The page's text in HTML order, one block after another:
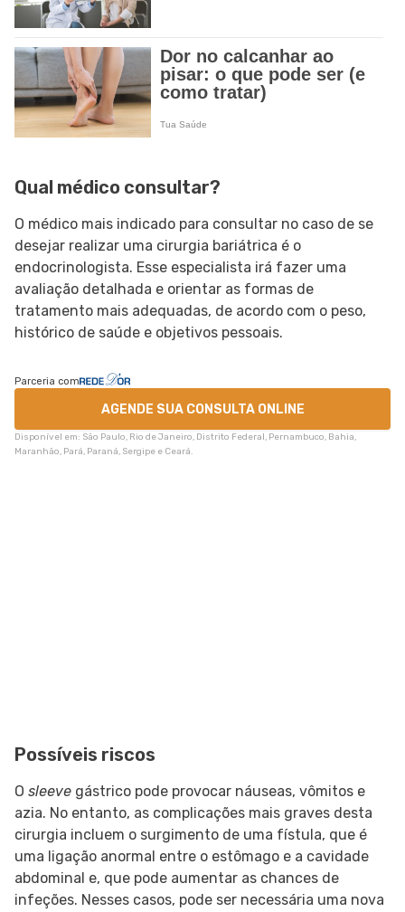
Qual médico consultar?
O médico mais indicado para consultar no caso de se
desejar realizar uma cirurgia bariátrica é o
endocrinologista. Esse especialista irá fazer uma
avaliação detalhada e orientar as formas de
tratamento mais adequadas, de acordo com o peso,
histórico de saúde e objetivos pessoais.
Parceria com
AGENDE SUA CONSULTA ONLINE
Disponível em: São Paulo, Rio de Janeiro, Distrito Federal, Pernambuco, Bahia,
Maranhão, Pará, Paraná, Sergipe e Ceará.
Possíveis riscos
O sleeve gástrico pode provocar náuseas, vômitos e
azia. No entanto, as complicações mais graves desta
cirurgia incluem o surgimento de uma fístula, que é
uma ligação anormal entre o estômago e a cavidade
abdominal e, que pode aumentar as chances de
infeções. Nesses casos, pode ser necessária uma nova